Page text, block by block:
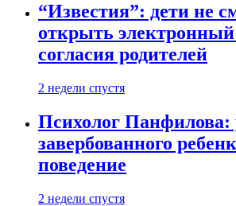
“Известия”: дети не
открыть
согласия родителей
2 недели спустя
Психолог Панфилова:
завербованного
поведение
2 недели спустя